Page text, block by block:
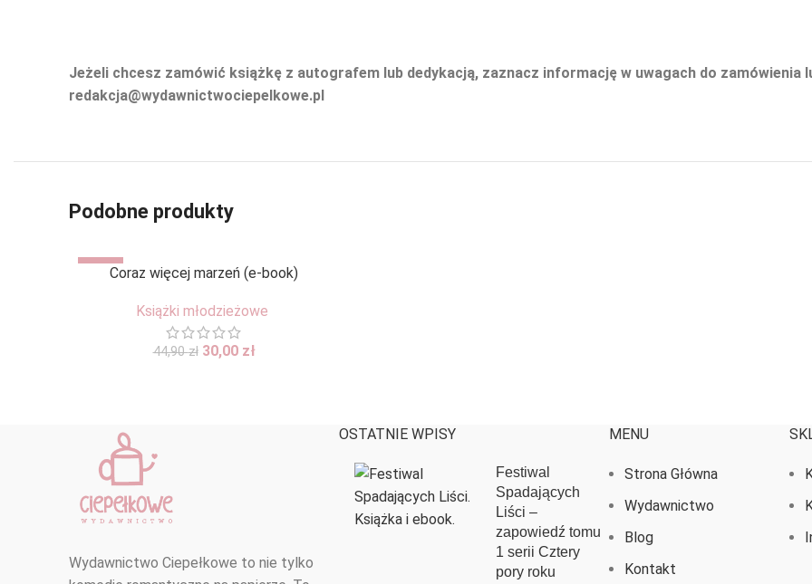
Jeżeli chcesz zamówić książkę z autografem lub dedykacją, zaznacz informację w uwagach do zamówienia
redakcja@wydawnictwociepelkowe.pl
Podobne produkty
-33%
DODAJ DO KOSZYKA
Coraz więcej marzeń (e-book)
Książki młodzieżowe
44,90zł Pierwotna
30,00 złAktualna
Wydawnictwo Ciepełkowe to nie tylko
OSTATNIE WPISY
Festiwal
Spadających
Liści –
zapowiedź tomu
1 serii Cztery
pory roku
MENU
Strona Główna
Wydawnictwo
Blog
Kontakt